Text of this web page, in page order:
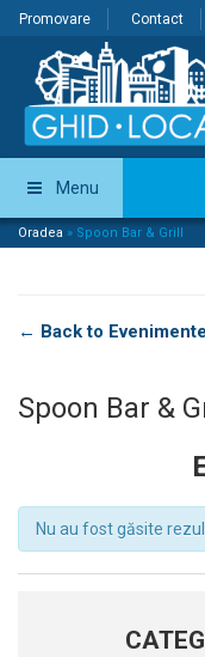
Promovare Contact
Menu
Oradea » Spoon Bar & Grill
← Back to Evenimente
Spoon Bar &
Nu au fost găsite